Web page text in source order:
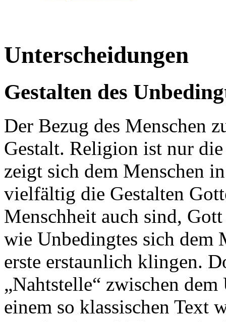
Unterscheidungen
Gestalten des
Der Bezug des Menschen
Gestalt. Religion ist nur
zeigt sich dem Menschen
vielfältig die Gestalten
Menschheit auch sind,
wie Unbedingtes sich dem
erste erstaunlich klingen.
„Nahtstelle“ zwischen
einem so klassischen Text